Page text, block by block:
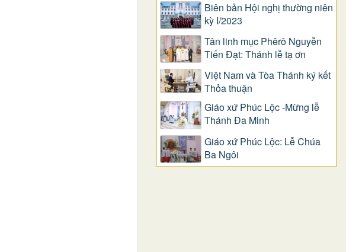
Biên bản Hội nghị thường niên
kỳ I/2023
Tân linh mục Phêrô Nguyễn
Tiến Đạt: Thánh lễ tạ ơn
Việt Nam và Tòa Thánh ký kết
Thỏa thuận
Giáo xứ Phúc Lộc -Mừng lễ
Thánh Đa Minh
Giáo xứ Phúc Lộc: Lễ Chúa
Ba Ngôi